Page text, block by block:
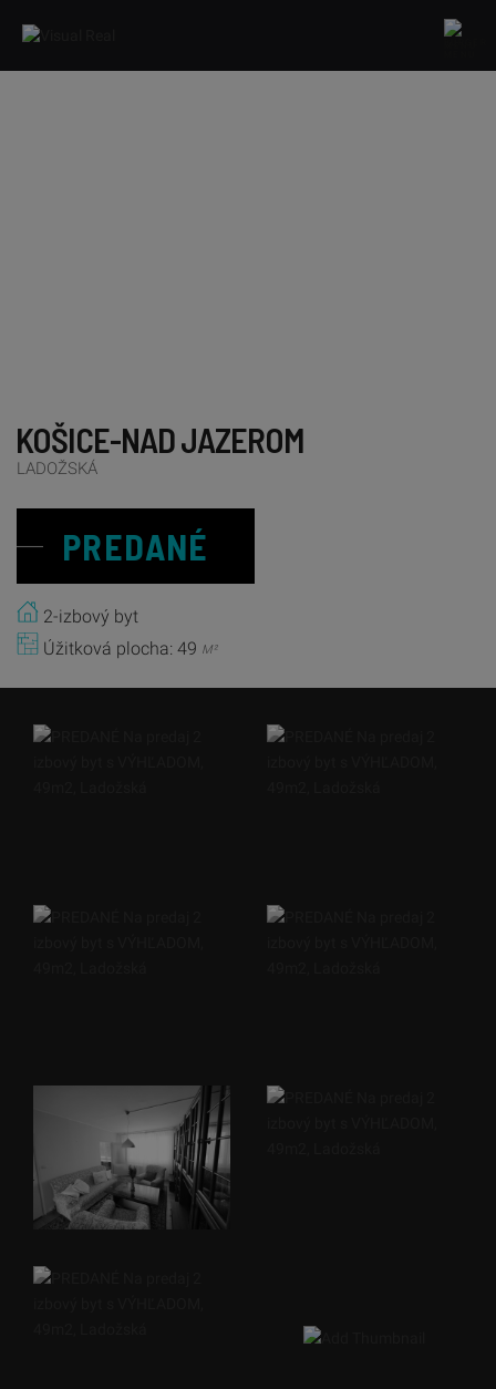
KOŠICE-NAD JAZEROM
LADOŽSKÁ
PREDANÉ
2-izbový byt
Úžitková plocha: 49 M²